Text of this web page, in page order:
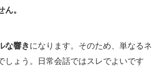
。
な響きになります。そのため、単なるネ
しょう。日常会話ではスレでよいです